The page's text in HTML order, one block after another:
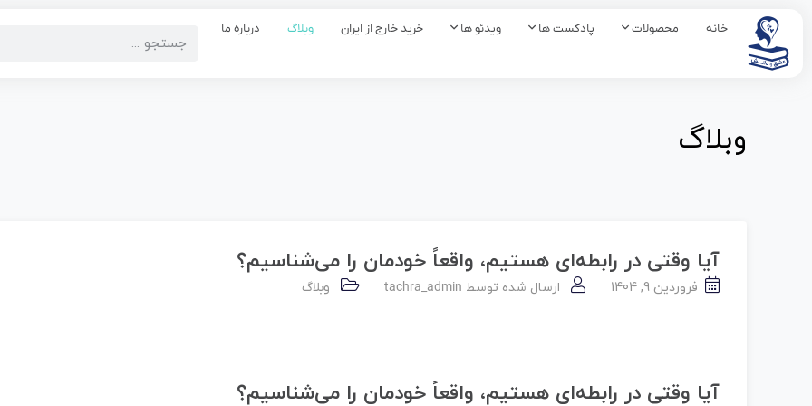
خانه محصولات پادکست ها ویدئو ها خرید خارج از ایران وبلاگ درباره ما
وبلاگ
آیا وقتی در رابطه‌ای هستیم، واقعاً خودمان را می‌شناسیم؟
فروردین 9, 1404 ارسال شده توسط tachra_admin وبلاگ
آیا وقتی در رابطه‌ای هستیم، واقعاً خودمان را می‌شناسیم؟